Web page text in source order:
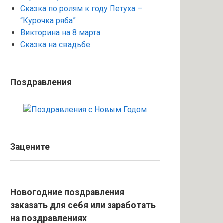
Сказка по ролям к году Петуха –
“Курочка ряба”
Викторина на 8 марта
Сказка на свадьбе
Поздравления
Зацените
Новогодние поздравления
заказать для себя или заработать
на поздравлениях